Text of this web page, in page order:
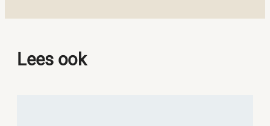
Lees ook